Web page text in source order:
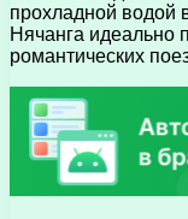
прохладной водой
Нячанга идеально
романтических